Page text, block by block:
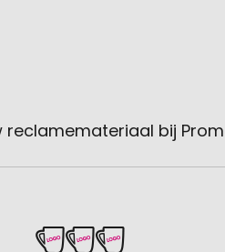
reclamemateriaal bij